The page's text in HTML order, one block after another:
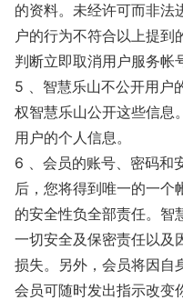
的资料。未经许可而非法
户的行为不符合以上提到
判断立即取消用户服务帐
5 、智慧乐山不公开用户
权智慧乐山公开这些信息
用户的个人信息。
6 、会员的账号、密码和
后，您将得到唯一的一个
的安全性负全部责任。智
一切安全及保密责任以及
损失。另外，会员将因自
会员可随时发出指示改变